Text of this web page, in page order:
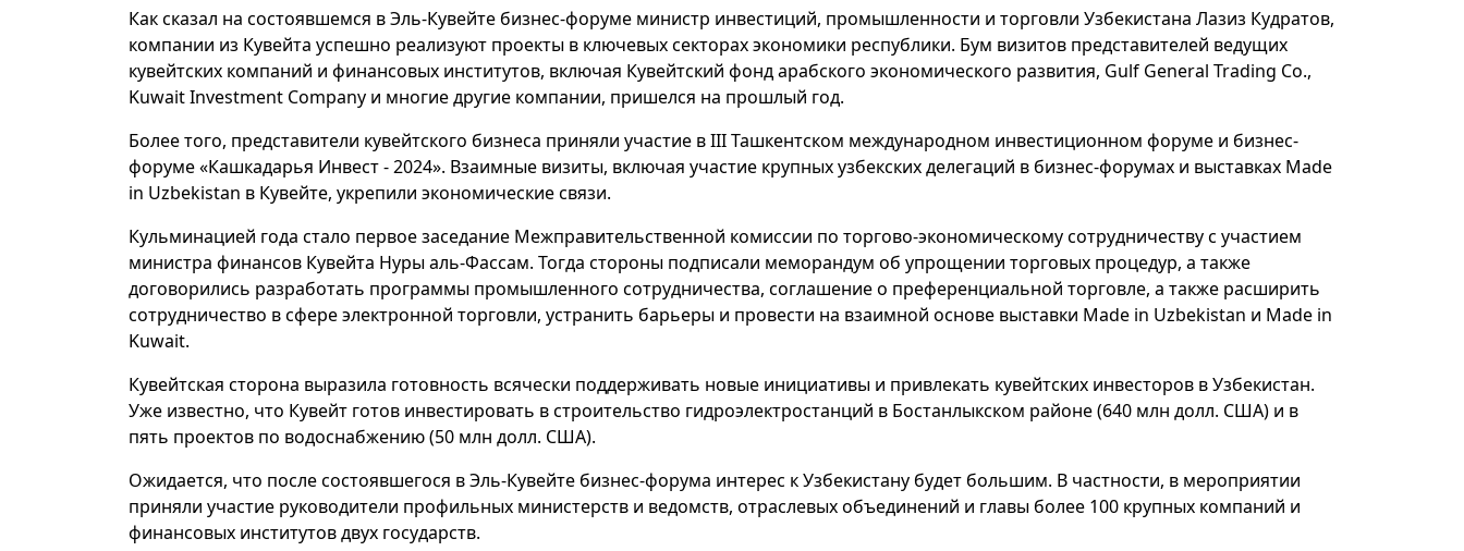
Как сказал на состоявшемся в Эль-Кувейте бизнес-форуме министр инвестиций, промышленности и торговли Узбекистана Лазиз Кудратов,
компании из Кувейта успешно реализуют проекты в ключевых секторах экономики республики. Бум визитов представителей ведущих
кувейтских компаний и финансовых институтов, включая Кувейтский фонд арабского экономического развития, Gulf General Trading Co.,
Kuwait Investment Company и многие другие компании, пришелся на прошлый год.
Более того, представители кувейтского бизнеса приняли участие в III Ташкентском международном инвестиционном форуме и бизнес-
форуме «Кашкадарья Инвест - 2024». Взаимные визиты, включая участие крупных узбекских делегаций в бизнес-форумах и выставках Made
in Uzbekistan в Кувейте, укрепили экономические связи.
Кульминацией года стало первое заседание Межправительственной комиссии по торгово-экономическому сотрудничеству с участием
министра финансов Кувейта Нуры аль-Фассам. Тогда стороны подписали меморандум об упрощении торговых процедур, а также
договорились разработать программы промышленного сотрудничества, соглашение о преференциальной торговле, а также расширить
сотрудничество в сфере электронной торговли, устранить барьеры и провести на взаимной основе выставки Made in Uzbekistan и Made in
Kuwait.
Кувейтская сторона выразила готовность всячески поддерживать новые инициативы и привлекать кувейтских инвесторов в Узбекистан.
Уже известно, что Кувейт готов инвестировать в строительство гидроэлектростанций в Бостанлыкском районе (640 млн долл. США) и в
пять проектов по водоснабжению (50 млн долл. США).
Ожидается, что после состоявшегося в Эль-Кувейте бизнес-форума интерес к Узбекистану будет большим. В частности, в мероприятии
приняли участие руководители профильных министерств и ведомств, отраслевых объединений и главы более 100 крупных компаний и
финансовых институтов двух государств.